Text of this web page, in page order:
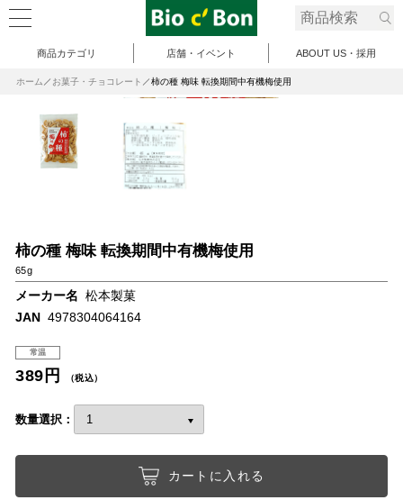
商品カテゴリ 店舗・イベント ABOUT US・採用
ホーム お菓子・チョコレート 柿の種 梅味 転換期間中有機梅使用
柿の種 梅味 転換期間中有機梅使用
65g
メーカー名 松本製菓
JAN 4978304064164
常温
389円 （税込）
数量選択：
カートに入れる